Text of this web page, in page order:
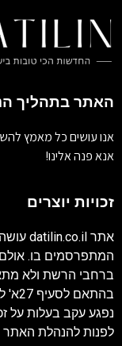
האתר בתהליך
אנו עושים כל מאמץ
אנא פנה אלינו!
זכויות יוצרים
אתר datilin.co.il
המתפרסמים בו. אולם
ברחבי הרשת ולא
נפגע עקב בעלות על
לפנות להנהלת האתר